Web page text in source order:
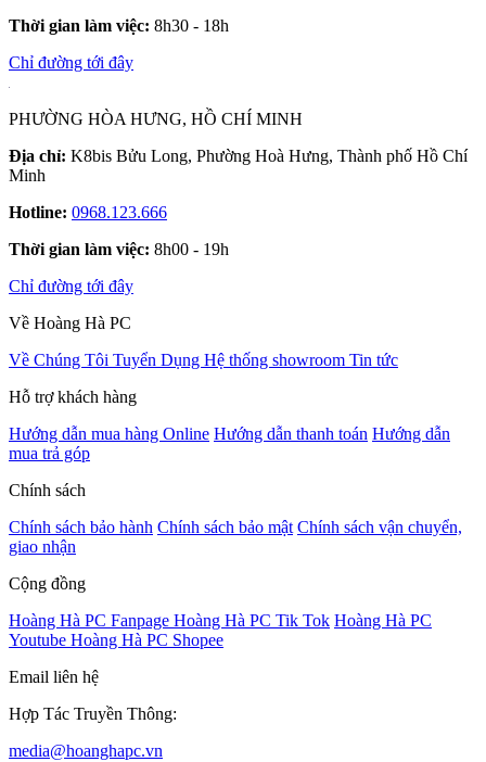
Thời gian làm việc: 8h30 - 18h
Chỉ đường tới đây
PHƯỜNG HÒA HƯNG, HỒ CHÍ MINH
Địa chỉ: K8bis Bửu Long, Phường Hoà Hưng, Thành phố Hồ Chí
Minh
Hotline: 0968.123.666
Thời gian làm việc: 8h00 - 19h
Chỉ đường tới đây
Về Hoàng Hà PC
Về Chúng Tôi Tuyển Dụng Hệ thống showroom Tin tức
Hỗ trợ khách hàng
Hướng dẫn mua hàng Online Hướng dẫn thanh toán Hướng dẫn
mua trả góp
Chính sách
Chính sách bảo hành Chính sách bảo mật Chính sách vận chuyển,
giao nhận
Cộng đồng
Hoàng Hà PC Fanpage Hoàng Hà PC Tik Tok Hoàng Hà PC
Youtube Hoàng Hà PC Shopee
Email liên hệ
Hợp Tác Truyền Thông:
media@hoanghapc.vn